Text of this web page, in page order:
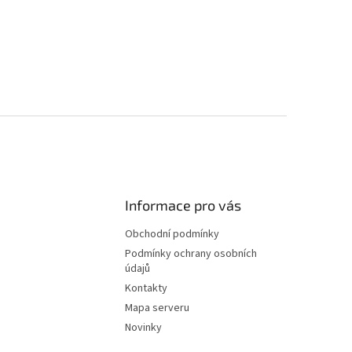
Informace pro vás
Obchodní podmínky
Podmínky ochrany osobních
údajů
Kontakty
Mapa serveru
Novinky